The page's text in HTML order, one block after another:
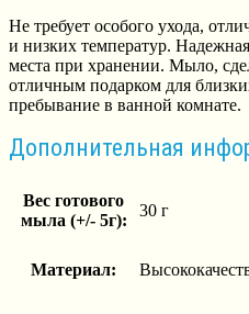
Не требует особого ухода,
и низких температур.
места при хранении. Мыло,
отличным подарком для
пребывание в ванной комнате.
Дополнительная
Вес готового
мыла (+/- 5г):
30 г
Материал: